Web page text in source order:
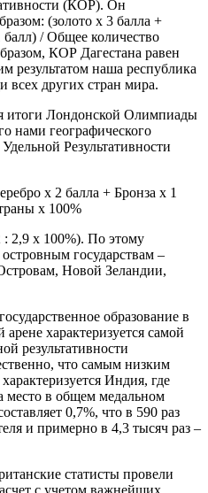
(КОР). Он
(золото x 3 балла +
балл) / Общее количество
КОР Дагестана равен
результатом наша республика
всех других стран мира.
итоги Лондонской Олимпиады
нами географического
Результативности
x 2 балла + Бронза x 1
x 100%
2,9 х 100%). По этому
государствам –
Новой Зеландии,
образование в
характеризуется самой
результативности
что самым низким
Индия, где
место в общем медальном
0,7%, что в 590 раз
и примерно в 4,3 тысяч раз –
статисты провели
с учетом важнейших